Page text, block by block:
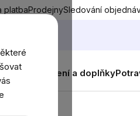
platbaProdejnySledování
Děti Oblečení a doplňky